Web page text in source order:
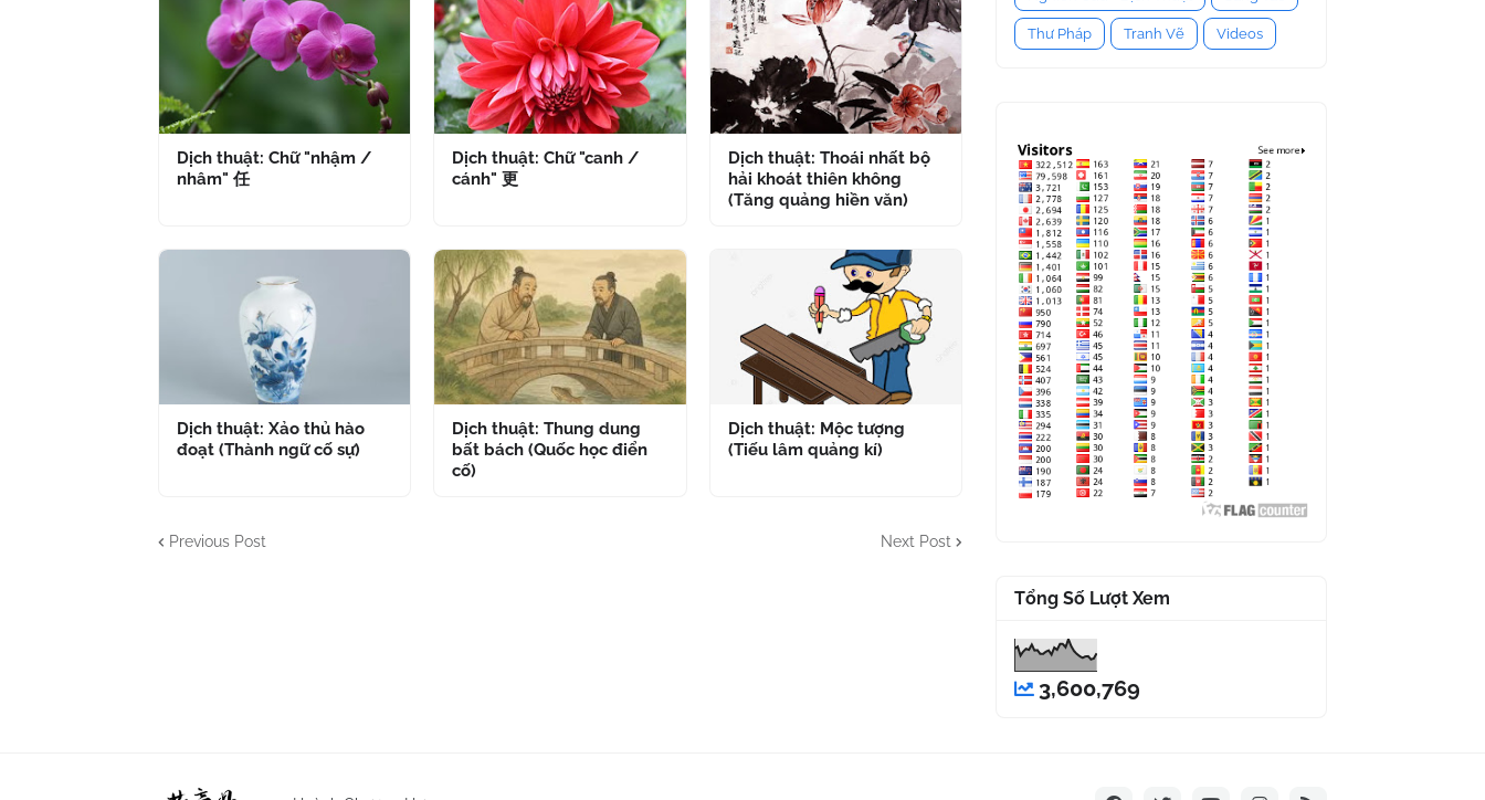
Dịch thuật: Chữ "nhậm /
nhâm" 任
Dịch thuật: Chữ "canh /
cánh" 更
Dịch thuật: Thoái nhất bộ
hải khoát thiên không
(Tăng quảng hiền văn)
Dịch thuật: Xảo thủ hào
đoạt (Thành ngữ cố sự)
Dịch thuật: Thung dung
bất bách (Quốc học điển
cố)
Dịch thuật: Mộc tượng
(Tiếu lâm quảng kí)
Previous Post Next Post
Thư Pháp Tranh Vẽ Videos
Tổng Số Lượt Xem
3,600,769